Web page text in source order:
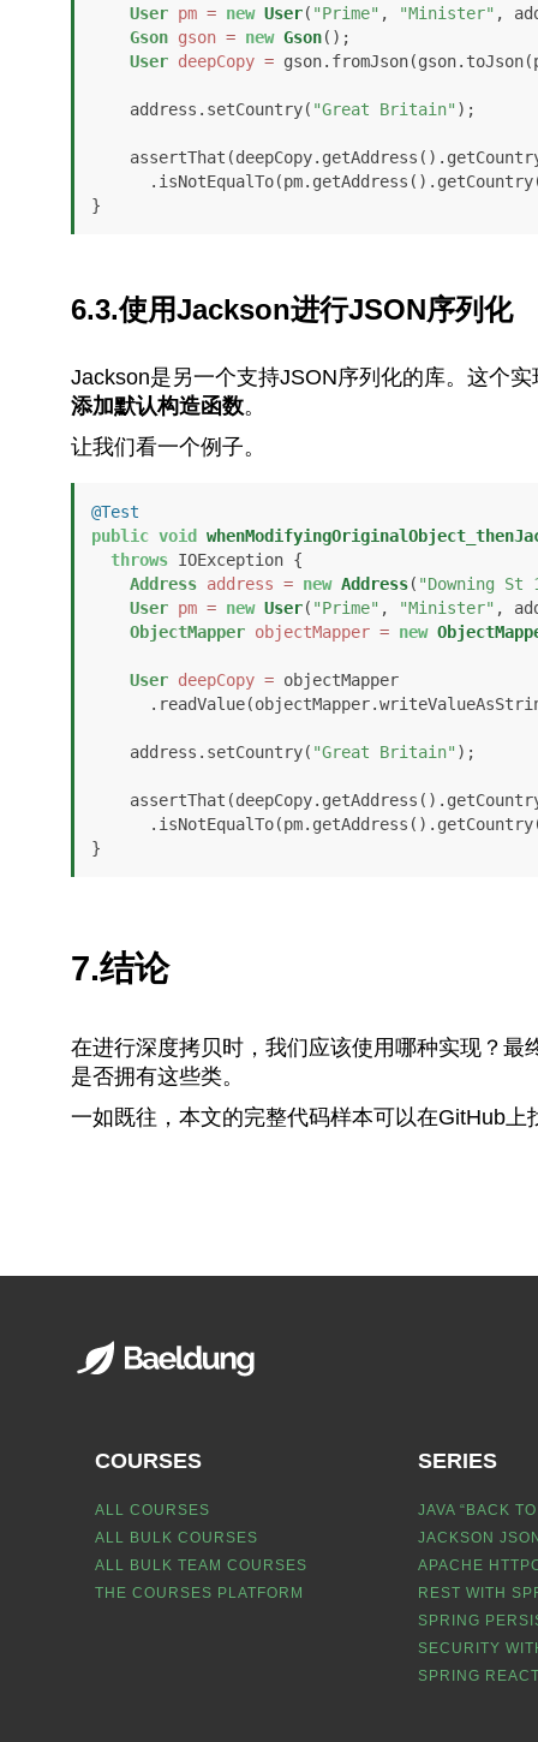
User pm = new User( "Prime" , "Minister" ,
Gson gson = new Gson();
User deepCopy =
    address.setCountry(
"Great Britain" );
}
6.3.使用Jackson进行JSON序列化
Jackson是另一个支持JSON序列化的库。这个
添加默认构造函数。
让我们看一个例子。
@Test
public void
throws IOException {
Address address = new Address( "Downing St
User pm = new User( "Prime" , "Minister" ,
ObjectMapper objectMapper = new
User deepCopy = objectMapper
    address.setCountry(
"Great Britain" );
}
7.结论
在进行深度拷贝时，我们应该使用哪种实现？
是否拥有这些类。
一如既往，本文的完整代码样本可以在GitHub上
COURSES
ALL COURSES
ALL BULK COURSES
ALL BULK TEAM COURSES
THE COURSES PLATFORM
SERIES
JAVA “BACK
JACKSON
APACHE
REST WITH
SPRING
SECURITY
SPRING